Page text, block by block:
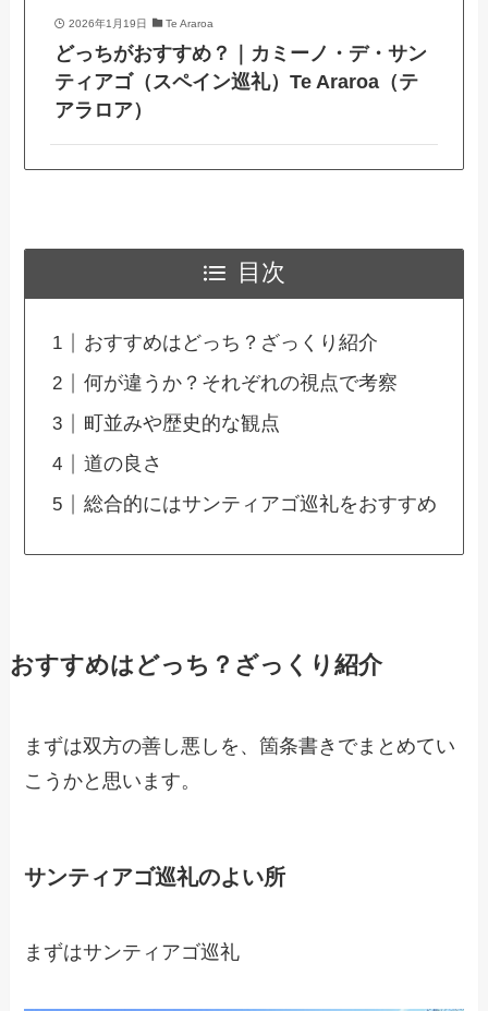
2026年1月19日 Te Araroa
どっちがおすすめ？｜カミーノ・デ・サン
ティアゴ（スペイン巡礼）Te Araroa（テ
アラロア）
目次
おすすめはどっち？ざっくり紹介
何が違うか？それぞれの視点で考察
町並みや歴史的な観点
道の良さ
総合的にはサンティアゴ巡礼をおすすめ
おすすめはどっち？ざっくり紹介
まずは双方の善し悪しを、箇条書きでまとめてい
こうかと思います。
サンティアゴ巡礼のよい所
まずはサンティアゴ巡礼